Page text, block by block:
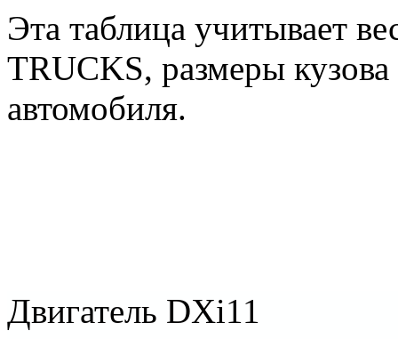
Эта таблица учитывает
TRUCKS, размеры кузова
автомобиля.
Двигатель DXi11